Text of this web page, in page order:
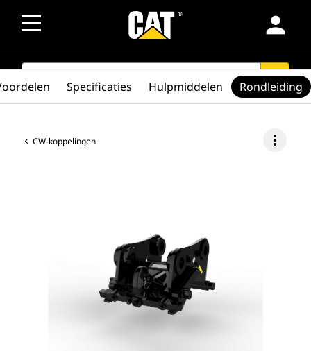
person
SEARCH search
CW-koppelingen more_vert
Specificaties Hulpmiddelen Rondleiding